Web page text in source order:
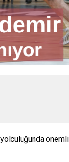
önemli